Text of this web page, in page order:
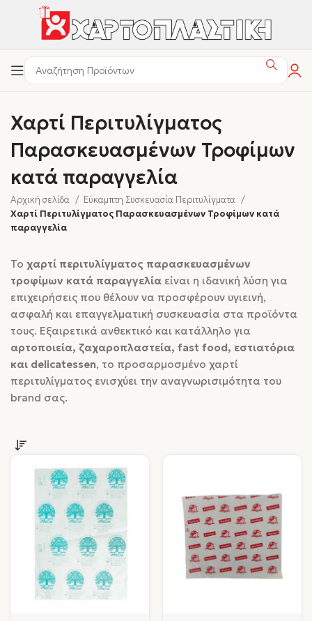
Χαρτί Περιτυλίγματος
Παρασκευασμένων Τροφίμων
κατά παραγγελία
Αρχική σελίδα
Εύκαμπτη Συσκευασία Περιτυλίγματα
Χαρτί Περιτυλίγματος Παρασκευασμένων Τροφίμων κατά
παραγγελία
Το χαρτί περιτυλίγματος παρασκευασμένων
τροφίμων κατά παραγγελία είναι η ιδανική λύση για
επιχειρήσεις που θέλουν να προσφέρουν υγιεινή,
ασφαλή και επαγγελματική συσκευασία στα προϊόντα
τους. Εξαιρετικά ανθεκτικό και κατάλληλο για
αρτοποιεία, ζαχαροπλαστεία, fast food, εστιατόρια
και delicatessen, το προσαρμοσμένο χαρτί
περιτυλίγματος ενισχύει την αναγνωρισιμότητα του
brand σας.